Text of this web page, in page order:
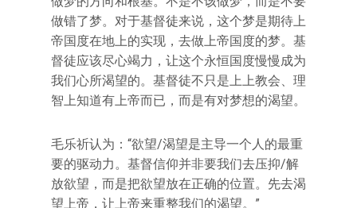
做错了梦。对于基督徒来说，这个梦是期待上
帝国度在地上的实现，去做上帝国度的梦。基
督徒应该尽心竭力，让这个永恒国度慢慢成为
我们心所渴望的。基督徒不只是上上教会、理
智上知道有上帝而已，而是有对梦想的渴望。
毛乐祈认为：“欲望/渴望是主导一个人的最重
要的驱动力。基督信仰并非要我们去压抑/解
放欲望，而是把欲望放在正确的位置。先去渴
望上帝，让上帝来重整我们的渴望。”